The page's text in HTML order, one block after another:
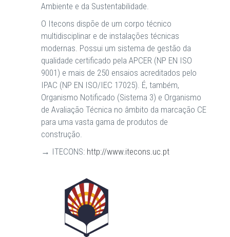
Ambiente e da Sustentabilidade.
O Itecons dispõe de um corpo técnico
multidisciplinar e de instalações técnicas
modernas. Possui um sistema de gestão da
qualidade certificado pela APCER (NP EN ISO
9001) e mais de 250 ensaios acreditados pelo
IPAC (NP EN ISO/IEC 17025). É, também,
Organismo Notificado (Sistema 3) e Organismo
de Avaliação Técnica no âmbito da marcação CE
para uma vasta gama de produtos de
construção.
→ ITECONS: http://www.itecons.uc.pt